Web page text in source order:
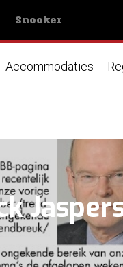
Snooker
Accommodaties